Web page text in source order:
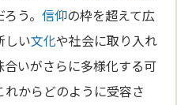
ろう。信仰の枠を超えて広
しい文化や社会に取り入れ
いがさらに多様化する可
れからどのように受容さ